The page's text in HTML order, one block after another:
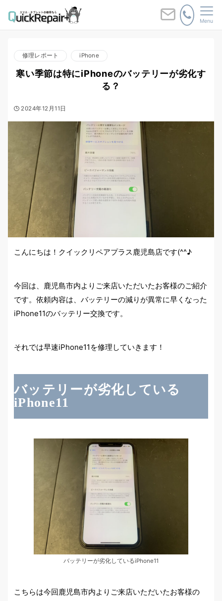
Menu
修理レポート iPhone
寒い季節は特にiPhoneのバッテリーが劣化す
る？
2024年12月11日
こんにちは！クイックリペアプラス鹿児島店です(^^♪
今回は、鹿児島市内よりご来店いただいたお客様のご紹介
です。依頼内容は、バッテリーの減りが異常に早くなった
iPhone11のバッテリー交換です。
それでは早速iPhone11を修理していきます！
バッテリーが劣化している
iPhone11
バッテリーが劣化しているiPhone11
こちらは今回鹿児島市内よりご来店いただいたお客様の